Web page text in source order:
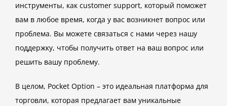
инструменты, как customer support, который поможет
вам в любое время, когда у вас возникнет вопрос или
проблема. Вы можете связаться с нами через нашу
поддержку, чтобы получить ответ на ваш вопрос или
решить вашу проблему.
В целом, Pocket Option – это идеальная платформа для
торговли, которая предлагает вам уникальные